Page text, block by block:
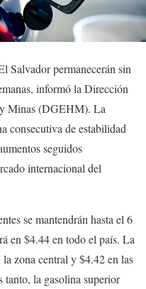
Salvador permanecerán sin
informó la Dirección
Minas (DGEHM). La
consecutiva de estabilidad
seguidos
internacional del
se mantendrán hasta el 6
en $4.44 en todo el país. La
zona central y $4.42 en las
la gasolina superior